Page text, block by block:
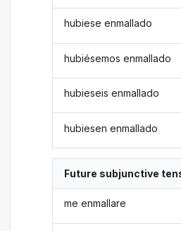
hubiese enmallado
hubiésemos enmallado
hubieseis enmallado
hubiesen enmallado
Future subjunctive
me enmallare